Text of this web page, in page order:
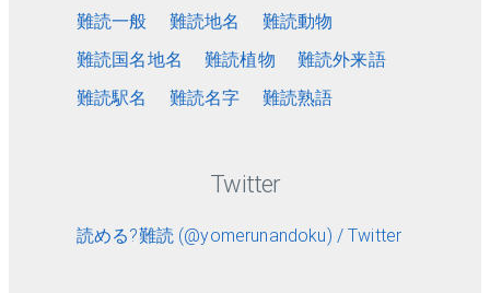
難読一般 難読地名
難読動物
難読国名地名
難読植物
難読外来語
難読駅名
難読名字 難読熟語
Twitter
読める?難読 (@yomerunandoku) / Twitter